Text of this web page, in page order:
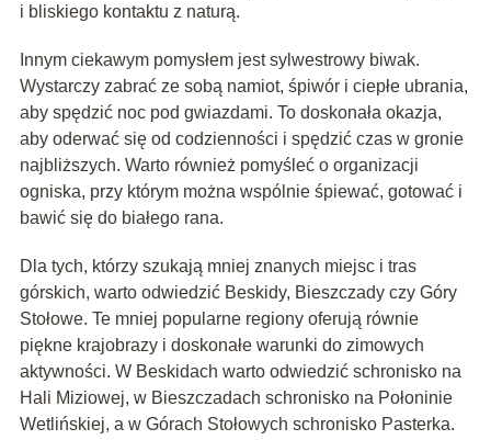
i bliskiego kontaktu z naturą.
Innym ciekawym pomysłem jest sylwestrowy biwak.
Wystarczy zabrać ze sobą namiot, śpiwór i ciepłe ubrania,
aby spędzić noc pod gwiazdami. To doskonała okazja,
aby oderwać się od codzienności i spędzić czas w gronie
najbliższych. Warto również pomyśleć o organizacji
ogniska, przy którym można wspólnie śpiewać, gotować i
bawić się do białego rana.
Dla tych, którzy szukają mniej znanych miejsc i tras
górskich, warto odwiedzić Beskidy, Bieszczady czy Góry
Stołowe. Te mniej popularne regiony oferują równie
piękne krajobrazy i doskonałe warunki do zimowych
aktywności. W Beskidach warto odwiedzić schronisko na
Hali Miziowej, w Bieszczadach schronisko na Połoninie
Wetlińskiej, a w Górach Stołowych schronisko Pasterka.